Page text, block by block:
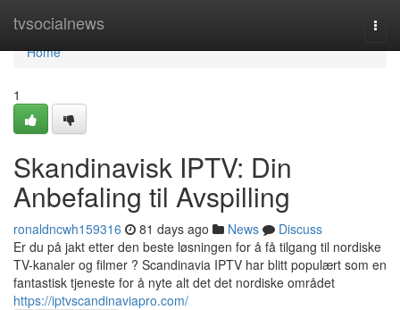
tvsocialnews
Home
Home
1
Skandinavisk IPTV: Din
Anbefaling til Avspilling
ronaldncwh159316 81 days ago News
Discuss
Er du på jakt etter den beste løsningen for å få tilgang til nordiske
TV-kanaler og filmer ? Scandinavia IPTV har blitt populært som en
fantastisk tjeneste for å nyte alt det det nordiske området
https://iptvscandinaviapro.com/